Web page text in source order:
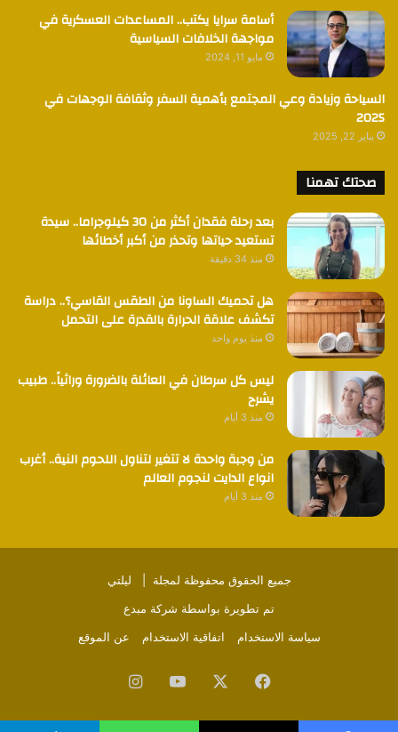
أسامة سرايا يكتب.. المساعدات العسكرية في
مواجهة الخلافات السياسية
مايو 11, 2024
السياحة وزيادة وعي المجتمع بأهمية السفر وثقافة الوجهات في
2025
يناير 22, 2025
صحتك تهمنا
بعد رحلة فقدان أكثر من 30 كيلوجراما.. سيدة
تستعيد حياتها وتحذر من أكبر أخطائها
منذ 34 دقيقة
هل تحميك الساونا من الطقس القاسي؟.. دراسة
تكشف علاقة الحرارة بالقدرة على التحمل
منذ يوم واحد
ليس كل سرطان في العائلة بالضرورة وراثياً.. طبيب
يشرح
منذ 3 أيام
من وجبة واحدة لا تتغير لتناول اللحوم النية.. أغرب
انواع الدايت لنجوم العالم
منذ 3 أيام
جميع الحقوق محفوظة لمجلة | ليلتي
تم تطويرة بواسطة شركة مبدع
سياسة الاستخدام
اتفاقية الاستخدام عن الموقع
فيسبوك ‫YouTubeانستقرام